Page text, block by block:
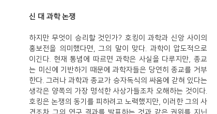
신 대 과학 논쟁
하지만 무엇이 승리할 것인가? 호킹이 과학과 신앙 사이의
홍보전을 의미했다면, 그의 말이 맞다. 과학이 압도적으로
이긴다. 현재 통념에 따르면 과학은 사실을 다루지만, 종교
는 미신에 기반하기 때문에 과학자들은 당연히 종교를 거부
한다. 그러나 과학과 종교가 승자독식의 싸움에 갇혀 있다는
생각은 양쪽의 가장 명석한 사상가들조차 오해하는 것이다.
호킹은 논쟁의 동기를 피하려고 노력했지만, 이러한 그의 사
견조차 그의 연구 결과를 발표하는 것과 같은 권위를 지닌